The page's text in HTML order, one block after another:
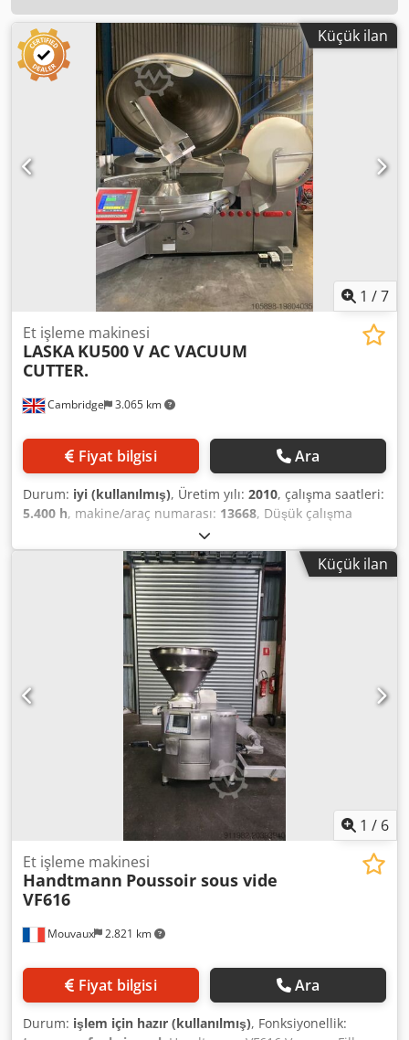
Küçük ilan
1 /7
Cambridge 3.065 km
Et işleme makinesi
LASKA KU500 V AC VACUUM
CUTTER.
Fiyat bilgisi Ara
Durum: iyi (kullanılmış), Üretim yılı: 2010, çalışma saatleri:
5.400 h, makine/araç numarası: 13668, Düşük çalışma
saatine sahip Laska vakumlu doğrayıcı. Makine iyi
durumda olup 2019 yılında kapatılana kadar Birleşik
Krallık’taki bir sucuk fabrikasında kullanılmıştır. Taşıma
kutusu yükleyici Boşaltıcı Dcjdpfxow Rn Rde Afvok Daha
yeni model dokunmatik ekran kontrolleri – tamamen
programlanabilir Çalışır durumda görülebilir.
Küçük ilan
1 / 6
Mouvaux 2.821 km
Et işleme makinesi
Handtmann Poussoir sous vide
VF616
Fiyat bilgisi Ara
Durum: işlem için hazır (kullanılmış), Fonksiyonellik: